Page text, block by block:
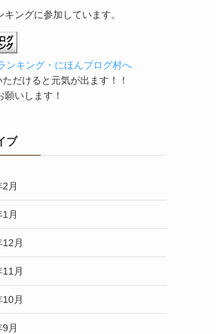
キングに参加しています。
ただけると元気が出ます！！
願いします！
ブ
月
月
月
月
月
月